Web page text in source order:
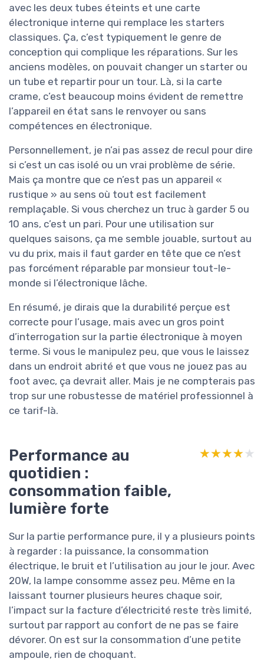
avec les deux tubes éteints et une carte
électronique interne qui remplace les starters
classiques. Ça, c’est typiquement le genre de
conception qui complique les réparations. Sur les
anciens modèles, on pouvait changer un starter ou
un tube et repartir pour un tour. Là, si la carte
crame, c’est beaucoup moins évident de remettre
l’appareil en état sans le renvoyer ou sans
compétences en électronique.
Personnellement, je n’ai pas assez de recul pour dire
si c’est un cas isolé ou un vrai problème de série.
Mais ça montre que ce n’est pas un appareil «
rustique » au sens où tout est facilement
remplaçable. Si vous cherchez un truc à garder 5 ou
10 ans, c’est un pari. Pour une utilisation sur
quelques saisons, ça me semble jouable, surtout au
vu du prix, mais il faut garder en tête que ce n’est
pas forcément réparable par monsieur tout-le-
monde si l’électronique lâche.
En résumé, je dirais que la durabilité perçue est
correcte pour l’usage, mais avec un gros point
d’interrogation sur la partie électronique à moyen
terme. Si vous le manipulez peu, que vous le laissez
dans un endroit abrité et que vous ne jouez pas au
foot avec, ça devrait aller. Mais je ne compterais pas
trop sur une robustesse de matériel professionnel à
ce tarif-là.
Performance au
quotidien :
consommation faible,
lumière forte
★★★★★
★★★★★
Sur la partie performance pure, il y a plusieurs points
à regarder : la puissance, la consommation
électrique, le bruit et l’utilisation au jour le jour. Avec
20W, la lampe consomme assez peu. Même en la
laissant tourner plusieurs heures chaque soir,
l’impact sur la facture d’électricité reste très limité,
surtout par rapport au confort de ne pas se faire
dévorer. On est sur la consommation d’une petite
ampoule, rien de choquant.